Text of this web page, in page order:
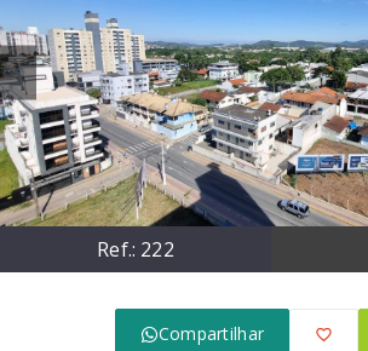
Ref.: 222
Compartilhar